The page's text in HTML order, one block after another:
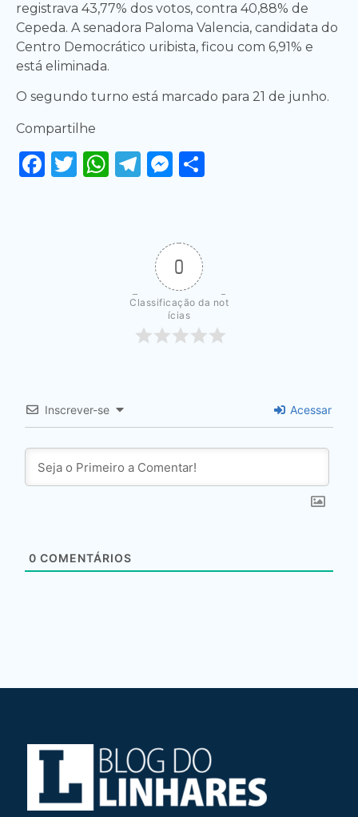
registrava 43,77% dos votos, contra 40,88% de
Cepeda. A senadora Paloma Valencia, candidata do
Centro Democrático uribista, ficou com 6,91% e
está eliminada.
O segundo turno está marcado para 21 de junho.
Compartilhe
Facebook
Twitter
WhatsApp
Telegram
Messenger
0
Classificação da not
ícias
Inscrever-se Acessar
0 COMENTÁRIOS